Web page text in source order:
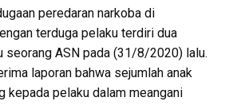
peredaran narkoba di
terduga pelaku terdiri dua
seorang ASN pada (31/8/2020) lalu.
laporan bahwa sejumlah anak
kepada pelaku dalam meangani